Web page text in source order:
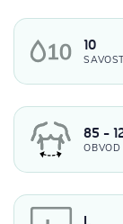
10
85 -
OBVOD
L